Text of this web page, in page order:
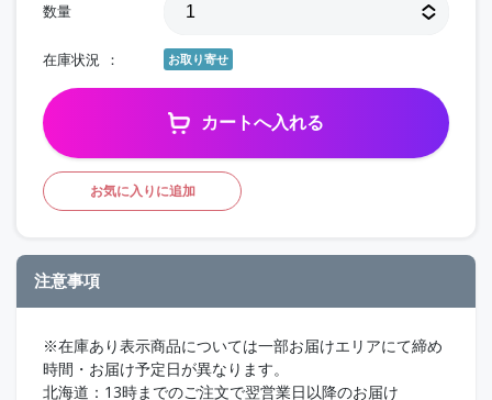
数量
在庫状況 お取り寄せ
カートへ入れる
お気に入りに追加
注意事項
※在庫あり表示商品については一部お届けエリアにて締め
時間・お届け予定日が異なります。
北海道：13時までのご注文で翌営業日以降のお届け